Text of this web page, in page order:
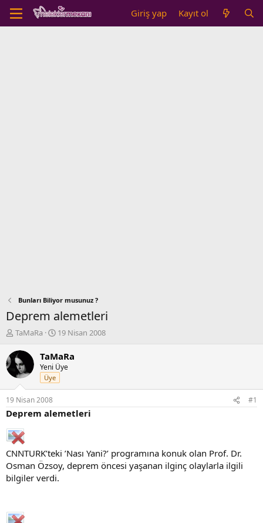
Giriş yap Kayıt ol
Bunları Biliyor musunuz ?
Deprem alemetleri
K
n
b
u
y
u
b
a
ş
l
a
t
a
n
TaMaRa
B
ş
l
a
n
ı
ç
i
h
i
19 Nisan 2008
TaMaRa
Yeni Üye
Üye
19 Nisan 2008 #1
Deprem alemetleri
CNNTURK’teki ’Nası Yani?’ programına konuk olan Prof. Dr.
Osman Özsoy, deprem öncesi yaşanan ilginç olaylarla ilgili
bilgiler verdi.